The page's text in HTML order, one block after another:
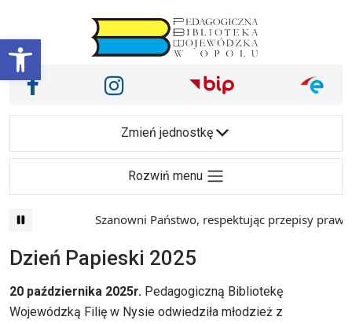
Otwórz pasek narzędzi
Main Navigation
Nasze media społecznościowe i inne
Facebook Instagram
Zmień jednostkę
Rozwiń menu
Szanowni Państwo, respektując przepisy prawa i
Dzień Papieski 2025
20 października 2025r. Pedagogiczną Bibliotekę
Wojewódzką Filię w Nysie odwiedziła młodzież z